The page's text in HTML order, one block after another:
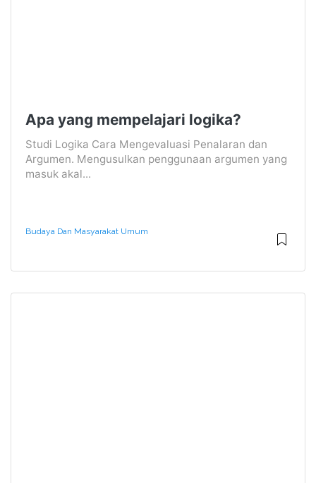
Apa yang mempelajari logika?
Studi Logika Cara Mengevaluasi Penalaran dan
Argumen. Mengusulkan penggunaan argumen yang
masuk akal...
Budaya Dan Masyarakat Umum